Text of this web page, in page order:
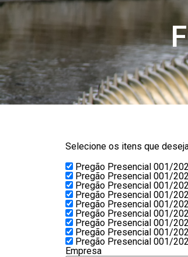
Selecione os itens que
Pregão Presencial 001/
Pregão Presencial 001/
Pregão Presencial 001/
Pregão Presencial 001/
Pregão Presencial 001/
Pregão Presencial 001/
Pregão Presencial 001/
Pregão Presencial 001/
Pregão Presencial 001/
Empresa